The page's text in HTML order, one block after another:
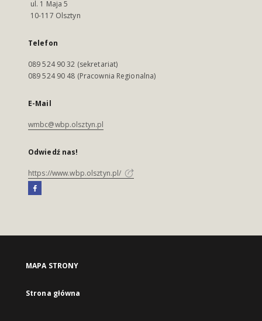
ul. 1 Maja 5
10-117 Olsztyn
Telefon
089 524 90 32 (sekretariat)
089 524 90 48 (Pracownia Regionalna)
E-Mail
wmbc@wbp.olsztyn.pl
Odwiedź nas!
https://www.wbp.olsztyn.pl/
MAPA STRONY
Strona główna